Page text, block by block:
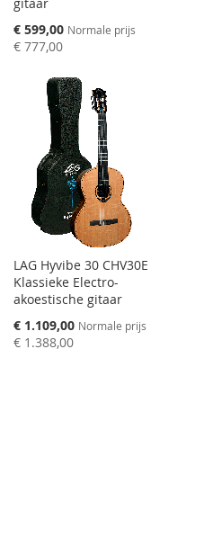
Speciale
prijs
€ 599,00 Normale prijs
€ 777,00
LAG Hyvibe 30 CHV30E
Klassieke Electro-
akoestische gitaar
Speciale
prijs
€ 1.109,00 Normale prijs
€ 1.388,00